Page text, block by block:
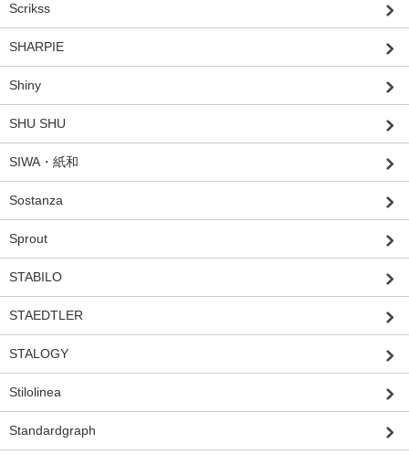
Scrikss
SHARPIE
Shiny
SHU SHU
SIWA・紙和
Sostanza
Sprout
STABILO
STAEDTLER
STALOGY
Stilolinea
Standardgraph